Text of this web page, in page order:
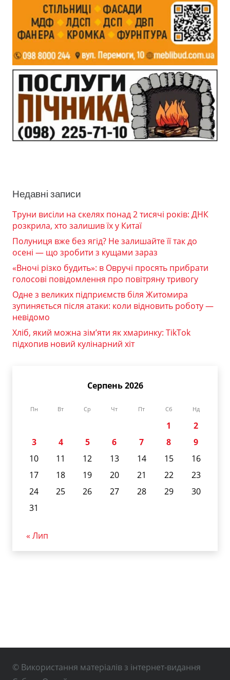
Недавні записи
Труни висіли на скелях понад 2 тисячі років: ДНК
розкрила, хто залишив їх у Китаї
Полуниця вже без ягід? Не залишайте її так до
осені — що зробити з кущами зараз
«Вночі різко будить»: в Овручі просять прибрати
голосові повідомлення про повітряну тривогу
Одне з великих підприємств біля Житомира
зупиняється після атаки: коли відновить роботу —
невідомо
Хліб, який можна зім’яти як хмаринку: TikTok
підхопив новий кулінарний хіт
Серпень 2026
Пн Вт Ср Чт Пт Сб Нд
1
2
3
4 5 6 7 8
9
10
11 12 13 14 15
16
17
18 19 20 21 22
23
24
25 26 27 28 29
30
31
« Лип
© Використання матеріалів з інтернет-видання